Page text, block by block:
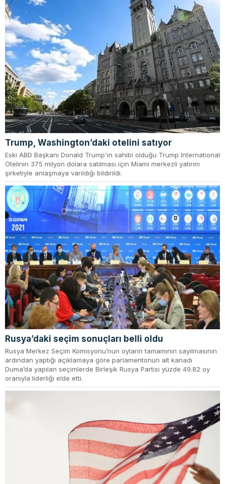
Trump, Washington’daki otelini satıyor
Eski ABD Başkanı Donald Trump'ın sahibi olduğu Trump International
Otelinin 375 milyon dolara satılması için Miami merkezli yatırım
şirketiyle anlaşmaya varıldığı bildirildi.
Rusya’daki seçim sonuçları belli oldu
Rusya Merkez Seçim Komisyonu’nun oyların tamamının sayılmasının
ardından yaptığı açıklamaya göre parlamentonun alt kanadı
Duma’da yapılan seçimlerde Birleşik Rusya Partisi yüzde 49.82 oy
oranıyla liderliği elde etti.